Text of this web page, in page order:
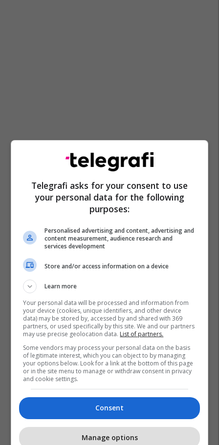
Telegrafi asks for your consent to use
your personal data for the following
purposes:
Personalised advertising and content, advertising and
content measurement, audience research and
services development
Store and/or access information on a device
Learn more
Your personal data will be processed and information from
your device (cookies, unique identifiers, and other device
data) may be stored by, accessed by and shared with 369
partners, or used specifically by this site. We and our partners
may use precise geolocation data. List of partners.
Some vendors may process your personal data on the basis
of legitimate interest, which you can object to by managing
your options below. Look for a link at the bottom of this page
or in the site menu to manage or withdraw consent in privacy
and cookie settings.
Consent
Manage options